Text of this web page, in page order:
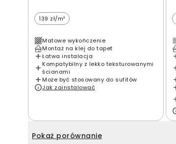
139 zł/m²
Matowe wykończenie
Montaż na klej do tapet
Łatwa instalacja
Kompatybilny z lekko teksturowanymi
ścianami
Może być stosowany do sufitów
Jak zainstalować
Pokaż porównanie